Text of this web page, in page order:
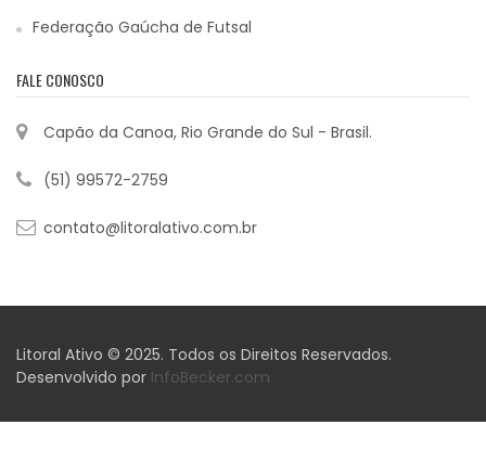
Federação Gaúcha de Futsal
FALE CONOSCO
Capão da Canoa, Rio Grande do Sul - Brasil.
(51) 99572-2759
contato@litoralativo.com.br
Litoral Ativo © 2025. Todos os Direitos Reservados.
Desenvolvido por InfoBecker.com